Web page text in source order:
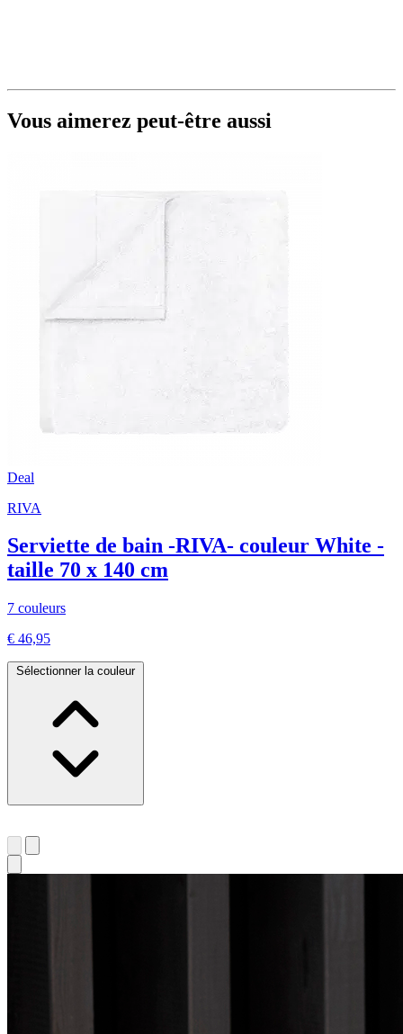
Vous aimerez peut-être aussi
Deal
RIVA
Serviette de bain -RIVA- couleur White -
taille 70 x 140 cm
7 couleurs
€ 46,95
Sélectionner la couleur